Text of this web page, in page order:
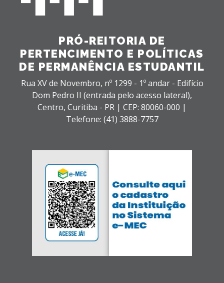
PRÓ-REITORIA DE
PERTENCIMENTO E POLÍTICAS
DE PERMANÊNCIA ESTUDANTIL
Rua XV de Novembro, nº 1299 - 1º andar - Edifício
Dom Pedro II (entrada pelo acesso lateral),
Centro, Curitiba - PR | CEP: 80060-000 |
Telefone: (41) 3888-7757